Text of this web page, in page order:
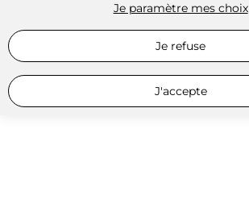
Je paramètre mes choix
Je refuse
J'accepte